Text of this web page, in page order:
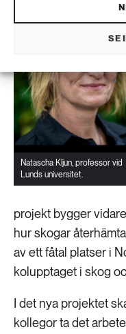
SE
Natascha Kljun, professor vid
Lunds universitet.
projekt bygger
hur skogar
av ett fåtal platser i
kolupptaget i skog
I det nya projektet
kollegor ta det